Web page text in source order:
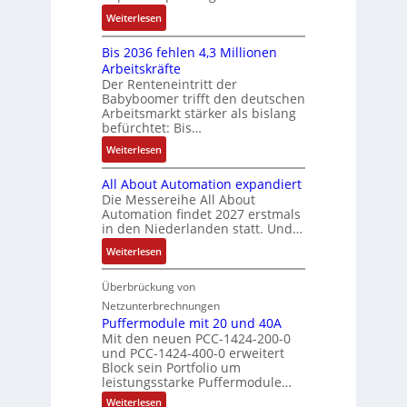
f
n
a
h
m
e
,
g
e
p
ä
g
t
d
u
r
d
a
s
A
u
y
s
e
m
e
f
ü
h
r
e
r
z
u
m
V
o
r
s
t
a
d
d
e
s
V
D
M
2
-
E
r
g
e
b
n
i
s
s
e
b
e
s
t
ä
t
i
g
e
n
J
i
e
b
s
-
u
n
d
M
a
r
k
e
t
n
e
i
t
e
r
b
Weiterlesen:
K
I
b
r
a
u
c
h
t
S
t
r
u
k
u
r
Bis 2036 fehlen 4,3 Millionen
Arbeitskräfte
Der Renteneintritt der
Babyboomer trifft den deutschen
Arbeitsmarkt stärker als bislang
befürchtet: Bis…
Weiterlesen:
B
i
s
2
0
3
6
f
e
h
l
e
n
4
All About Automation expandiert
Die Messereihe All About
Automation findet 2027 erstmals
in den Niederlanden statt. Und…
Weiterlesen:
A
l
l
A
b
o
u
t
Überbrückung von
Netzunterbrechnungen
Puffermodule mit 20 und 40A
Mit den neuen PCC-1424-200-0
und PCC-1424-400-0 erweitert
Block sein Portfolio um
leistungsstarke Puffermodule…
Weiterlesen: